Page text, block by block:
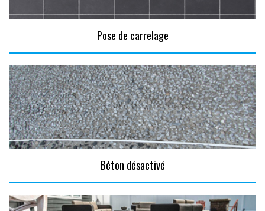
Pose de carrelage
Béton désactivé